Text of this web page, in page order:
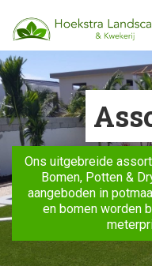
Ons uitgebreide
Bomen, Potten &
aangeboden in
en bomen worden